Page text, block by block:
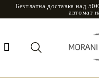
Безплатна доставка над
автомат